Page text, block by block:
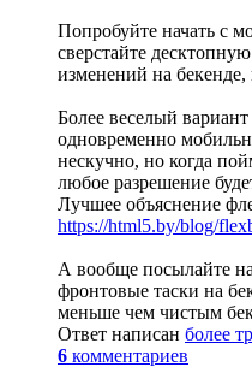
Попробуйте начать с
сверстайте
изменений на бекенде,
Более веселый
одновременно
нескучно, но когда
любое разрешение
Лучшее объяснение
https://html5.by/blog/
А вообще посылайте
фронтовые таски на
меньше чем чистым
Ответ написан более
6 комментариев